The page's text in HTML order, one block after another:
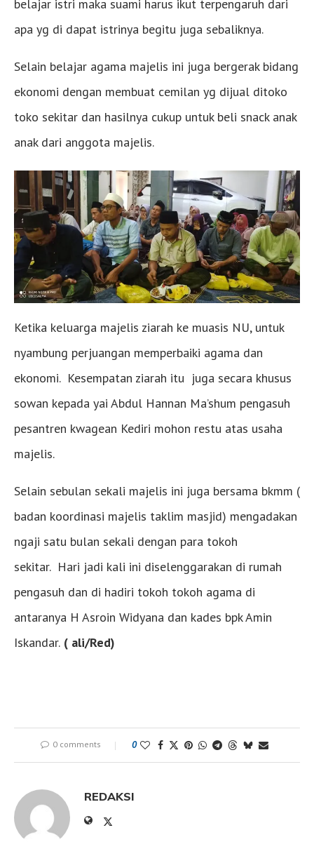
belajar istri maka suami harus ikut terpengaruh dari
apa yg di dapat istrinya begitu juga sebaliknya.
Selain belajar agama majelis ini juga bergerak bidang
ekonomi dengan membuat cemilan yg dijual ditoko
toko sekitar dan hasilnya cukup untuk beli snack anak
anak dari anggota majelis.
Ketika keluarga majelis ziarah ke muasis NU, untuk
nyambung perjuangan memperbaiki agama dan
ekonomi. Kesempatan ziarah itu juga secara khusus
sowan kepada yai Abdul Hannan Ma’shum pengasuh
pesantren kwagean Kediri mohon restu atas usaha
majelis.
Selain sebulan sekali majelis ini juga bersama bkmm (
badan koordinasi majelis taklim masjid) mengadakan
ngaji satu bulan sekali dengan para tokoh
sekitar. Hari jadi kali ini diselenggarakan di rumah
pengasuh dan di hadiri tokoh tokoh agama di
antaranya H Asroin Widyana dan kades bpk Amin
Iskandar. ( ali/Red)
0 comments 0
REDAKSI